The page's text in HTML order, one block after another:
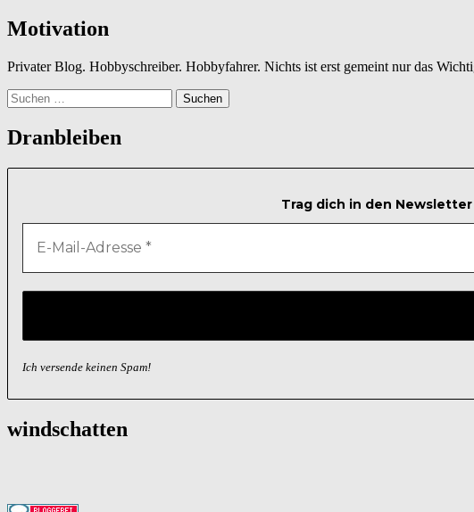
Motivation
Privater Blog. Hobbyschreiber. Hobbyfahrer. Nichts ist erst gemeint nur das
Suchen
nach:
Dranbleiben
Trag dich in den
Ich versende keinen Spam!
windschatten